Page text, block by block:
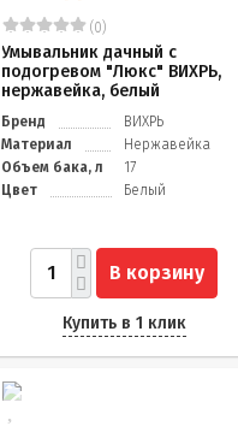
(0)
Умывальник дачный с
подогревом "Люкс" ВИХРЬ,
нержавейка, белый
Бренд
ВИХРЬ
Материал
Нержавейка
Объем бака, л
17
Цвет
Белый
В корзину
Купить в 1 клик